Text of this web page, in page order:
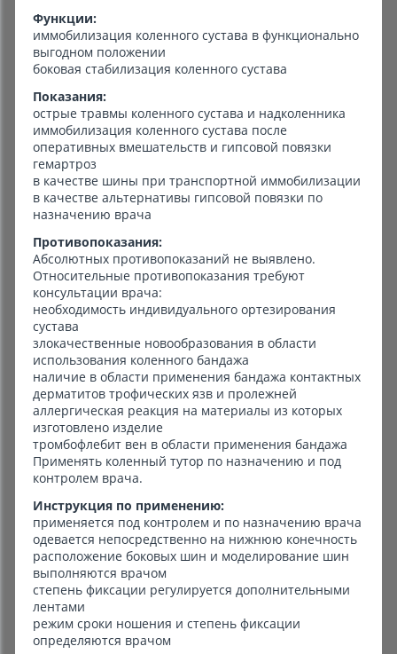
Функции:
иммобилизация коленного сустава в функционально
выгодном положении
боковая стабилизация коленного сустава
Показания:
острые травмы коленного сустава и надколенника
иммобилизация коленного сустава после
оперативных вмешательств и гипсовой повязки
гемартроз
в качестве шины при транспортной иммобилизации
в качестве альтернативы гипсовой повязки по
назначению врача
Противопоказания:
Абсолютных противопоказаний не выявлено.
Относительные противопоказания требуют
консультации врача:
необходимость индивидуального ортезирования
сустава
злокачественные новообразования в области
использования коленного бандажа
наличие в области применения бандажа контактных
дерматитов трофических язв и пролежней
аллергическая реакция на материалы из которых
изготовлено изделие
тромбофлебит вен в области применения бандажа
Применять коленный тутор по назначению и под
контролем врача.
Инструкция по применению:
применяется под контролем и по назначению врача
одевается непосредственно на нижнюю конечность
расположение боковых шин и моделирование шин
выполняются врачом
степень фиксации регулируется дополнительными
лентами
режим сроки ношения и степень фиксации
определяются врачом